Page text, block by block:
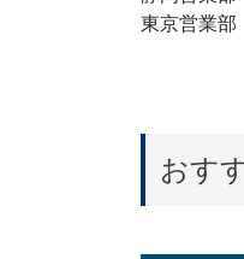
東京営業
おす